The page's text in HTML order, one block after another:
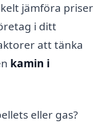
jämföra priser
i ditt
att tänka
kamin i
eller gas?